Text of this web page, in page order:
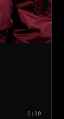
0:00